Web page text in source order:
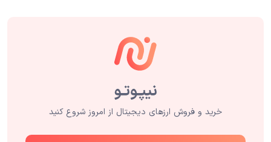
خرید و فروش ارزهای دیجیتال از امروز شروع کنید